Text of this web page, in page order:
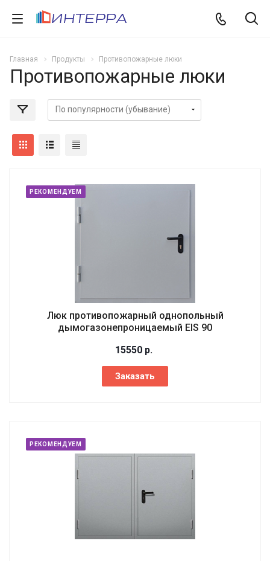
Главная Продукты Противопожарные люки
Противопожарные люки
РЕКОМЕНДУЕМ
Люк противопожарный однопольный
дымогазонепроницаемый EIS 90
15550 р.
Заказать
РЕКОМЕНДУЕМ